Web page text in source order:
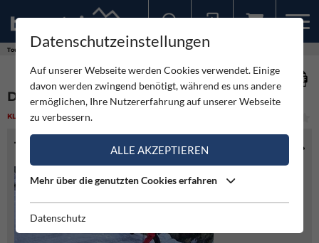
Touren
DIREKTE OSTKANTE - TOLSTA KOSCHUTA
KLETTERN MITTEL
TOURENINFO
Datenschutzeinstellungen
Auf unserer Webseite werden Cookies verwendet. Einige
davon werden zwingend benötigt, während es uns andere
ermöglichen, Ihre Nutzererfahrung auf unserer Webseite
zu verbessern.
ALLE AKZEPTIEREN
Mehr über die genutzten Cookies erfahren
Datenschutz